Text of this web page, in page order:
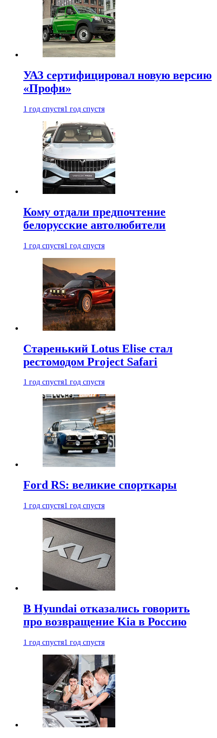
УАЗ сертифицировал новую версию
«Профи»
1 год спустя1 год спустя
Кому отдали предпочтение
белорусские автолюбители
1 год спустя1 год спустя
Старенький Lotus Elise стал
рестомодом Project Safari
1 год спустя1 год спустя
Ford RS: великие спорткары
1 год спустя1 год спустя
В Hyundai отказались говорить
про возвращение Kia в Россию
1 год спустя1 год спустя